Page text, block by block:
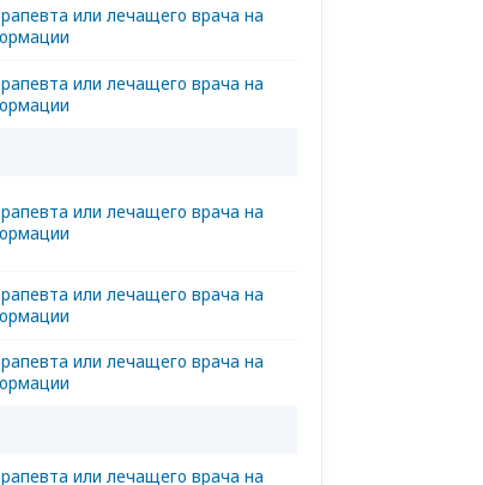
или лечащего врача на
или лечащего врача на
или лечащего врача на
или лечащего врача на
или лечащего врача на
или лечащего врача на